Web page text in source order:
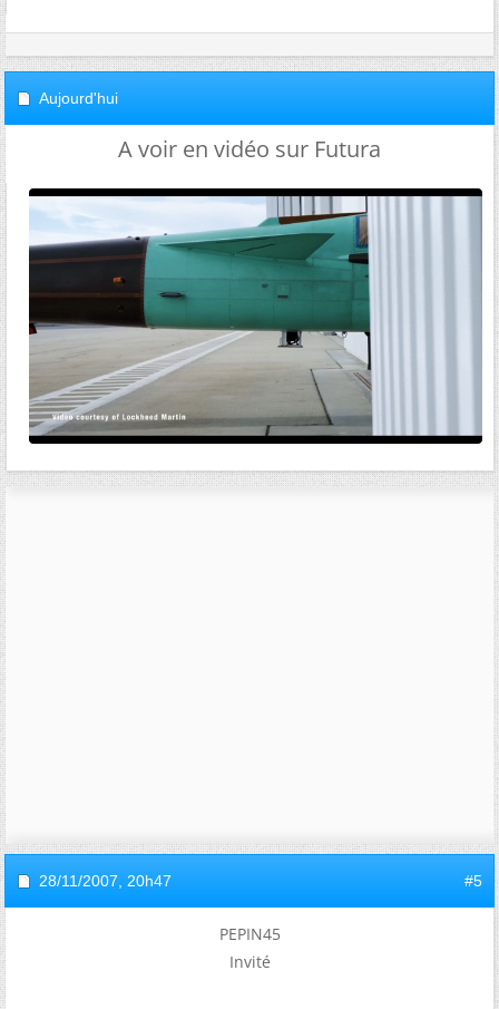
Aujourd'hui
A voir en vidéo sur Futura
28/11/2007, 20h47 #5
PEPIN45
Invité